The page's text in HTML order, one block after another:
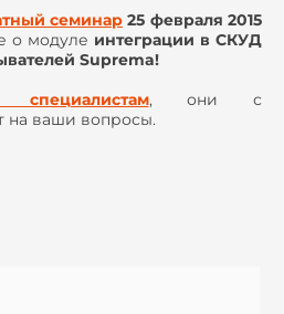
семинар 25 февраля 2015
о модуле интеграции в СКУД
Suprema!
, они с
на ваши вопросы.